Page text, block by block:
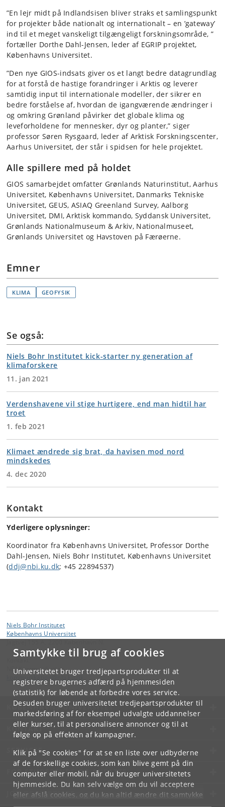
Samtykke til brug af cookies
Universitetet bruger tredjepartsprodukter til at
registrere brugernes adfærd på hjemmesiden
(statistik) for løbende at forbedre vores service.
Desuden bruger universitetet tredjepartsprodukter til
markedsføring af for eksempel udvalgte uddannelser
eller kurser, til at personalisere annoncer og til at
følge op på effekten af kampagner.
Klik på "Se cookies" for at se en liste over udbyderne
af de forskellige cookies, som kan blive gemt på din
computer eller mobil, når du bruger universitetets
hjemmeside. Du kan selv vælge om du vil acceptere
eller afslå cookies, og du kan altid ændre dit samtykke
”En lejr midt på Indlandsisen bliver straks et samlingspunkt
for projekter både nationalt og internationalt – en ’gateway’
ind til et meget vanskeligt tilgængeligt forskningsområde, ”
fortæller Dorthe Dahl-Jensen, leder af EGRIP projektet,
Københavns Universitet.
”Den nye GIOS-indsats giver os et langt bedre datagrundlag
for at forstå de hastige forandringer i Arktis og leverer
samtidig input til internationale modeller, der sikrer en
bedre forståelse af, hvordan de igangværende ændringer i
og omkring Grønland påvirker det globale klima og
leveforholdene for mennesker, dyr og planter,” siger
professor Søren Rysgaard, leder af Arktisk Forskningscenter,
Aarhus Universitet, der står i spidsen for hele projektet.
Alle spillere med på holdet
GIOS samarbejdet omfatter Grønlands Naturinstitut, Aarhus
Universitet, Københavns Universitet, Danmarks Tekniske
Universitet, GEUS, ASIAQ Greenland Survey, Aalborg
Universitet, DMI, Arktisk kommando, Syddansk Universitet,
Grønlands Nationalmuseum & Arkiv, Nationalmuseet,
Grønlands Universitet og Havstoven på Færøerne.
Emner
KLIMA GEOFYSIK
Se også:
Niels Bohr Institutet kick-starter ny generation af
klimaforskere
11. jan 2021
Verdenshavene vil stige hurtigere, end man hidtil har
troet
1. feb 2021
Klimaet ændrede sig brat, da havisen mod nord
mindskedes
4. dec 2020
Kontakt
Yderligere oplysninger:
Koordinator fra Københavns Universitet, Professor Dorthe
Dahl-Jensen, Niels Bohr Institutet, Københavns Universitet
(ddj@nbi.ku.dk; +45 22894537)
Niels Bohr Institutet
Københavns Universitet
NBI Kommunikation
ku.dk
KØBENHAVNS UNIVERSITET
KONTAKT
SERVICES
FOR STUDERENDE OG ANSATTE
JOB OG KARRIERE